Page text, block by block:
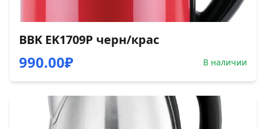
BBK EK1709P черн/крас
990.00₽ В наличии